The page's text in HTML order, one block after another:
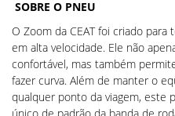
SOBRE O PNEU
O Zoom da CEAT foi criado
em alta velocidade. Ele não
confortável, mas também
fazer curva. Além de manter o
qualquer ponto da viagem, este